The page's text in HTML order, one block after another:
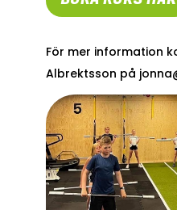
För mer information
Albrektsson på